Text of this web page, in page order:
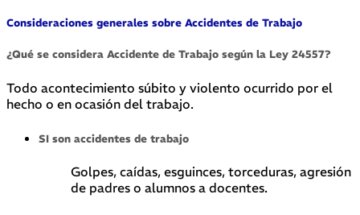
Consideraciones generales sobre Accidentes de Trabajo
¿Qué se considera Accidente de Trabajo según la Ley 24557?
Todo acontecimiento súbito y violento ocurrido por el
hecho o en ocasión del trabajo.
SI son accidentes de trabajo
Golpes, caídas, esguinces, torceduras, agresión
de padres o alumnos a docentes.